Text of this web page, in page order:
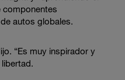
componentes
autos globales.
“Es muy inspirador y